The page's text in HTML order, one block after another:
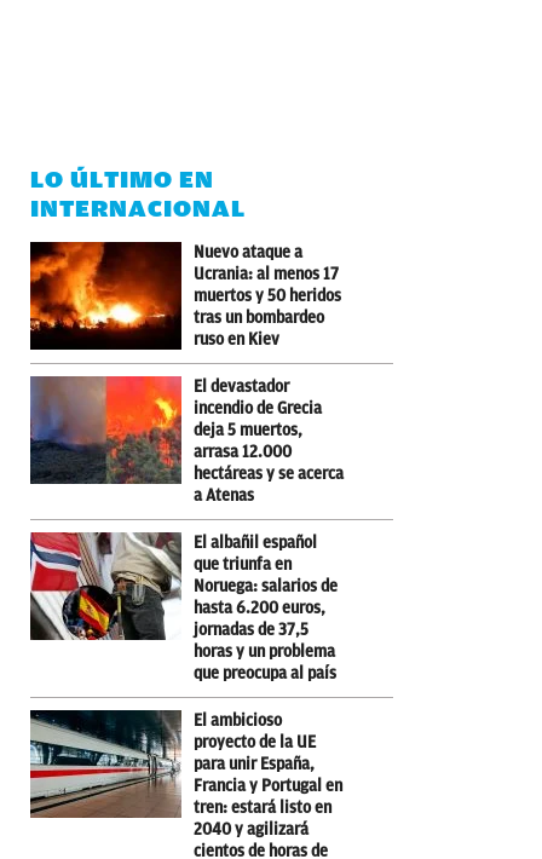
LO ÚLTIMO EN
INTERNACIONAL
Nuevo ataque a
Ucrania: al menos 17
muertos y 50 heridos
tras un bombardeo
ruso en Kiev
El devastador
incendio de Grecia
deja 5 muertos,
arrasa 12.000
hectáreas y se acerca
a Atenas
El albañil español
que triunfa en
Noruega: salarios de
hasta 6.200 euros,
jornadas de 37,5
horas y un problema
que preocupa al país
El ambicioso
proyecto de la UE
para unir España,
Francia y Portugal en
tren: estará listo en
2040 y agilizará
cientos de horas de